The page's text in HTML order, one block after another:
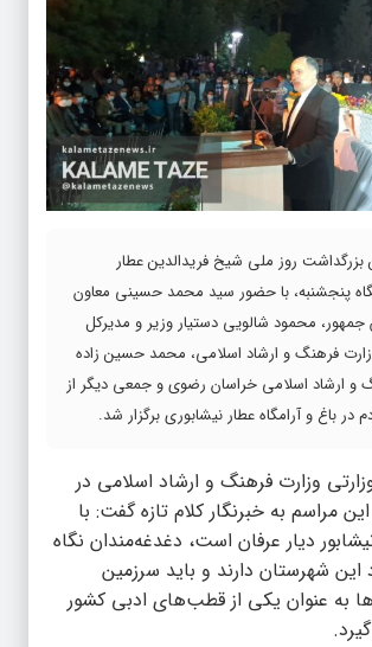
بزرگداشت روز ملی شیخ فریدالدین عطار
پنجشنبه، با حضور سید محمد حسینی معاون
جمهور، محمود شالویی دستیار وزیر و مدیرکل
فرهنگ و ارشاد اسلامی، محمد حسین زاده
و ارشاد اسلامی خراسان رضوی و جمعی دیگر از
در باغ و آرامگاه عطار نیشابوری برگزار شد.
وزارت فرهنگ و ارشاد اسلامی در
مراسم به خبرنگار کلام تازه گفت: با
دیار عرفان است، دغدغه‌مندان نگاه
این شهرستان دارند و باید سرزمین
به عنوان یکی از قطب‌های ادبی کشور